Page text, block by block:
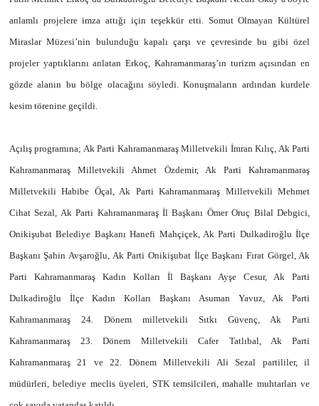
anlamlı projelere imza attığı için teşekkür etti. Somut Olmayan Kültürel
Miraslar Müzesi’nin bulunduğu kapalı çarşı ve çevresinde bu gibi özel
projeler yaptıklarını anlatan Erkoç, Kahramanmaraş’ın turizm açısından en
gözde alanın bu bölge olacağını söyledi. Konuşmaların ardından kurdele
kesim törenine geçildi.
Açılış programına; Ak Parti Kahramanmaraş Milletvekili İmran Kılıç, Ak Parti
Kahramanmaraş Milletvekili Ahmet Özdemir, Ak Parti Kahramanmaraş
Milletvekili Habibe Öçal, Ak Parti Kahramanmaraş Milletvekili Mehmet
Cihat Sezal, Ak Parti Kahramanmaraş İl Başkanı Ömer Oruç Bilal Debgici,
Onikişubat Belediye Başkanı Hanefi Mahçiçek, Ak Parti Dulkadiroğlu İlçe
Başkanı Şahin Avşaroğlu, Ak Parti Onikişubat İlçe Başkanı Fırat Görgel, Ak
Parti Kahramanmaraş Kadın Kolları İl Başkanı Ayşe Cesur, Ak Parti
Dulkadiroğlu İlçe Kadın Kolları Başkanı Asuman Yavuz, Ak Parti
Kahramanmaraş 24. Dönem milletvekili Sıtkı Güvenç, Ak Parti
Kahramanmaraş 23. Dönem Milletvekili Cafer Tatlıbal, Ak Parti
Kahramanmaraş 21 ve 22. Dönem Milletvekili Ali Sezal partililer, il
müdürleri, belediye meclis üyeleri, STK temsilcileri, mahalle muhtarları ve